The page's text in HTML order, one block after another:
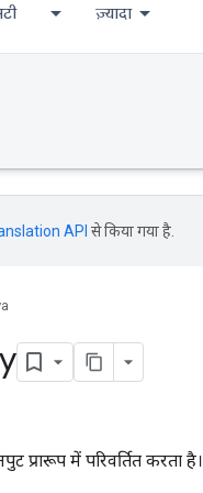
ज़्यादा
API से किया गया है.
में परिवर्तित करता है।